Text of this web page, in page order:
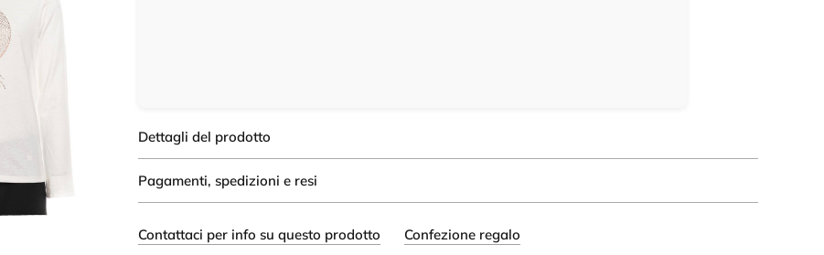
Dettagli del prodotto
Pagamenti, spedizioni e resi
Contattaci per info su questo prodotto Confezione regalo